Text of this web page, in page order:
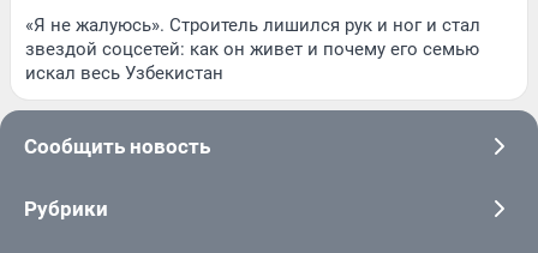
«Я не жалуюсь». Строитель лишился рук и ног и стал
звездой соцсетей: как он живет и почему его семью
искал весь Узбекистан
Сообщить новость
Рубрики